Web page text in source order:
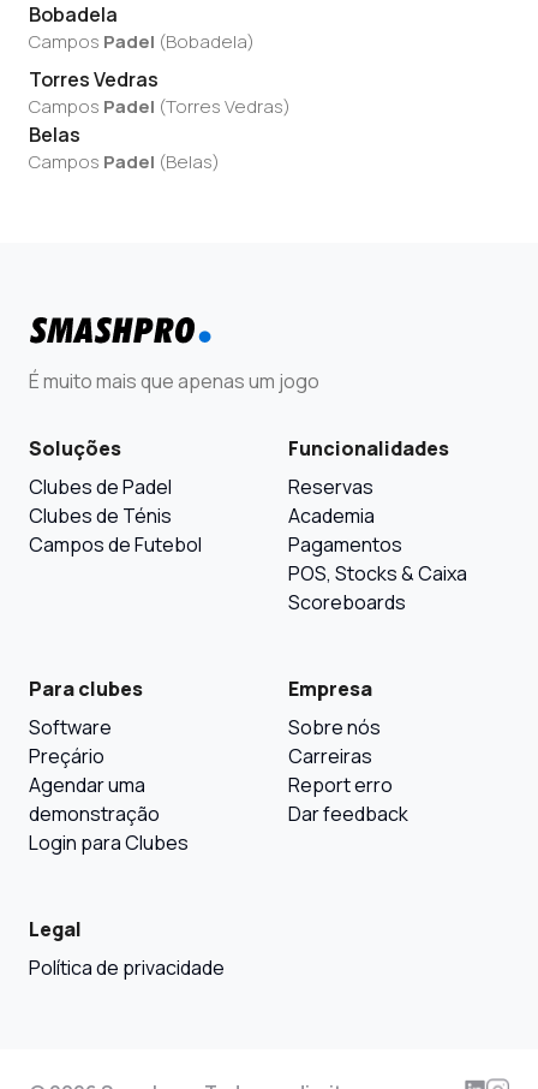
Bobadela
Campos Padel (Bobadela)
Torres Vedras
Campos Padel (Torres Vedras)
Belas
Campos Padel (Belas)
É muito mais que apenas um jogo
Soluções
Clubes de Padel
Clubes de Ténis
Campos de Futebol
Funcionalidades
Reservas
Academia
Pagamentos
POS, Stocks & Caixa
Scoreboards
Para clubes
Software
Preçário
Agendar uma
demonstração
Login para Clubes
Empresa
Sobre nós
Carreiras
Report erro
Dar feedback
Legal
Política de privacidade